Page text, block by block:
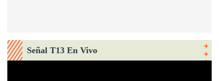
Señal T13 En Vivo